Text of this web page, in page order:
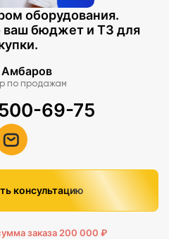
оборудования.
ваш бюджет и ТЗ для
Амбаров
по продажам
69-75
консультацию
заказа 200 000 ₽